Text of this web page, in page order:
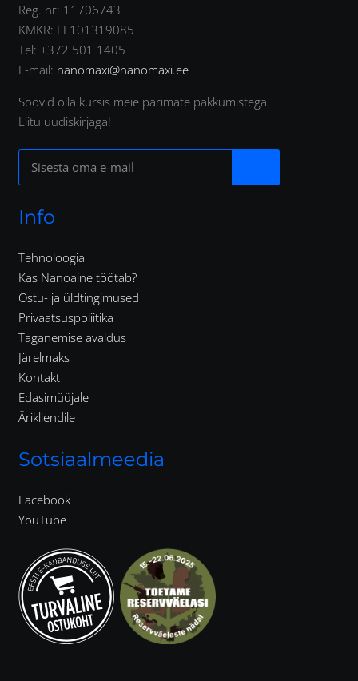
Reg. nr: 11706743
KMKR: EE101319085
Tel: +372 501 1405
E-mail: nanomaxi@nanomaxi.ee
Soovid olla kursis meie parimate pakkumistega.
Liitu uudiskirjaga!
Info
Tehnoloogia
Kas Nanoaine töötab?
Ostu- ja üldtingimused
Privaatsuspoliitika
Taganemise avaldus
Järelmaks
Kontakt
Edasimüüjale
Ärikliendile
Sotsiaalmeedia
Facebook
YouTube